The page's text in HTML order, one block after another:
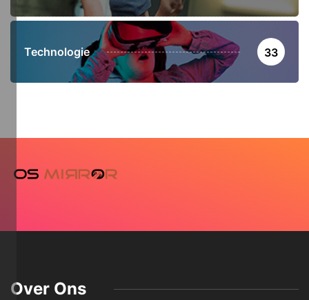
Technologie 33
Over Ons